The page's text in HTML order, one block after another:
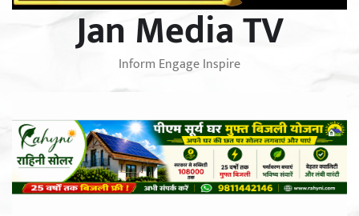
Jan Media TV
Inform Engage Inspire